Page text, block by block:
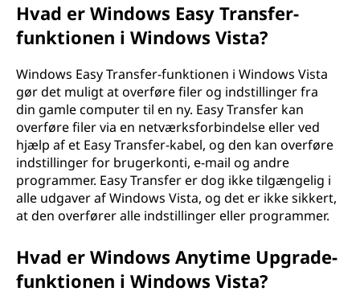
Hvad er Windows Easy Transfer-
funktionen i Windows Vista?
Windows Easy Transfer-funktionen i Windows Vista
gør det muligt at overføre filer og indstillinger fra
din gamle computer til en ny. Easy Transfer kan
overføre filer via en netværksforbindelse eller ved
hjælp af et Easy Transfer-kabel, og den kan overføre
indstillinger for brugerkonti, e-mail og andre
programmer. Easy Transfer er dog ikke tilgængelig i
alle udgaver af Windows Vista, og det er ikke sikkert,
at den overfører alle indstillinger eller programmer.
Hvad er Windows Anytime Upgrade-
funktionen i Windows Vista?